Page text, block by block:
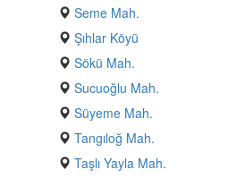
Seme Mah.
Şıhlar Köyü
Sökü Mah.
Sucuoğlu Mah.
Süyeme Mah.
Tangıloğ Mah.
Taşlı Yayla Mah.